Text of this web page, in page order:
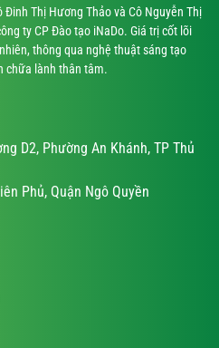
Thị Hương Thảo và Cô Nguyễn Thị
ty CP Đào tạo iNaDo. Giá trị cốt lõi
thông qua nghệ thuật sáng tạo
chữa lành thân tâm.
D2, Phường An Khánh, TP Thủ
Phủ, Quận Ngô Quyền